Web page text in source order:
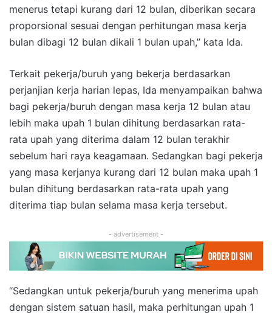
menerus tetapi kurang dari 12 bulan, diberikan secara
proporsional sesuai dengan perhitungan masa kerja
bulan dibagi 12 bulan dikali 1 bulan upah,” kata Ida.
Terkait pekerja/buruh yang bekerja berdasarkan
perjanjian kerja harian lepas, Ida menyampaikan bahwa
bagi pekerja/buruh dengan masa kerja 12 bulan atau
lebih maka upah 1 bulan dihitung berdasarkan rata-
rata upah yang diterima dalam 12 bulan terakhir
sebelum hari raya keagamaan. Sedangkan bagi pekerja
yang masa kerjanya kurang dari 12 bulan maka upah 1
bulan dihitung berdasarkan rata-rata upah yang
diterima tiap bulan selama masa kerja tersebut.
- advertisement -
“Sedangkan untuk pekerja/buruh yang menerima upah
dengan sistem satuan hasil, maka perhitungan upah 1